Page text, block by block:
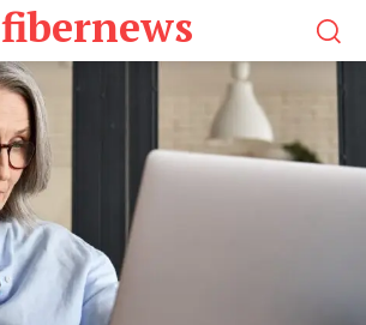
fibernews